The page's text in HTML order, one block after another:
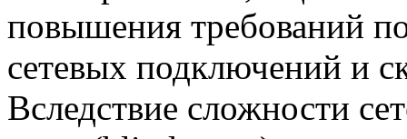
повышения требований
сетевых подключений и
Вследствие сложности